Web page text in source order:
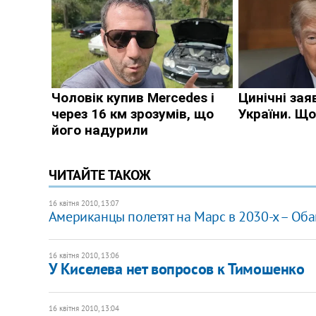
ЧИТАЙТЕ ТАКОЖ
16 квітня 2010, 13:07
Американцы полетят на Марс в 2030-х –
16 квітня 2010, 13:06
У Киселева нет вопросов к Тимошенко
16 квітня 2010, 13:04